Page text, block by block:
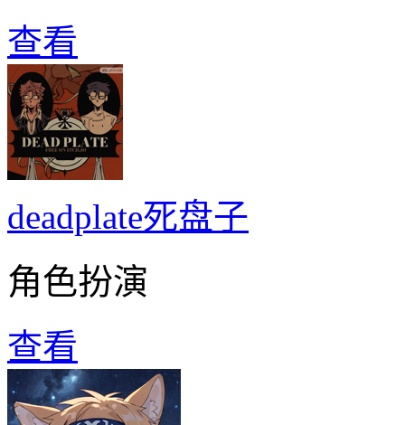
查看
deadplate死盘子
角色扮演
查看